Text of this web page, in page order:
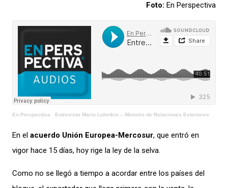
Foto: En Perspectiva
En Perspectiva · Entrevista Mario Lubetkin – Ministro de Relaciones Exteriores
En el acuerdo Unión Europea-Mercosur, que entró en
vigor hace 15 días, hoy rige la ley de la selva.
Como no se llegó a tiempo a acordar entre los países del